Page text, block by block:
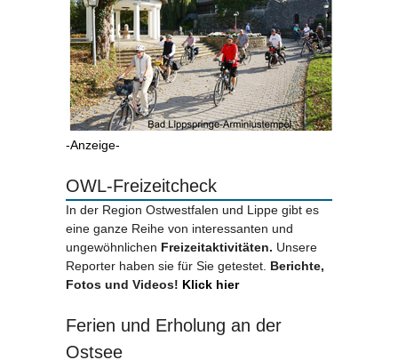
-Anzeige-
OWL-Freizeitcheck
In der Region Ostwestfalen und Lippe gibt es
eine ganze Reihe von interessanten und
ungewöhnlichen Freizeitaktivitäten. Unsere
Reporter haben sie für Sie getestet. Berichte,
Fotos und Videos! Klick hier
Ferien und Erholung an der
Ostsee